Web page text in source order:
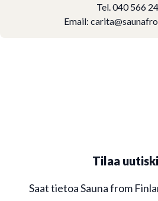
Tel. 040 566
Email:
Tilaa
Saat tietoa Sauna from